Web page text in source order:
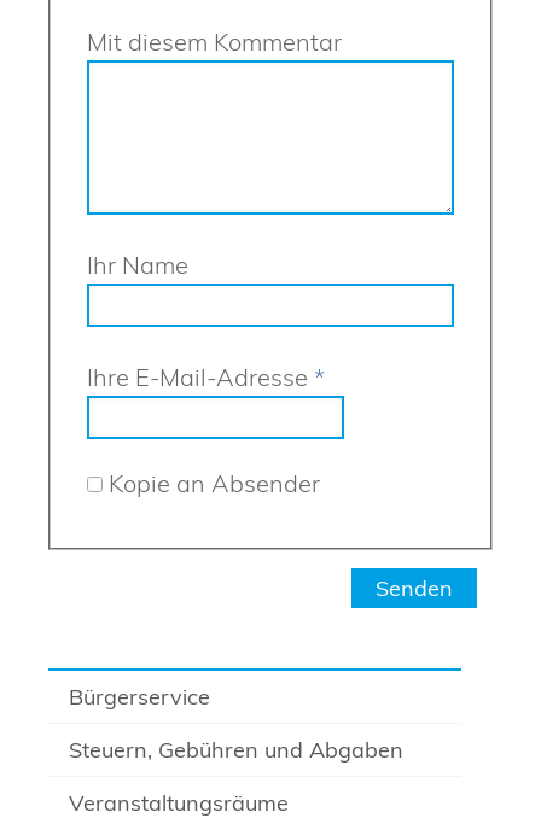
Bürgerservice
Steuern, Gebühren und Abgaben
Veranstaltungsräume
Mit diesem Kommentar
Ihr Name
Ihre E-Mail-Adresse *
Kopie an Absender